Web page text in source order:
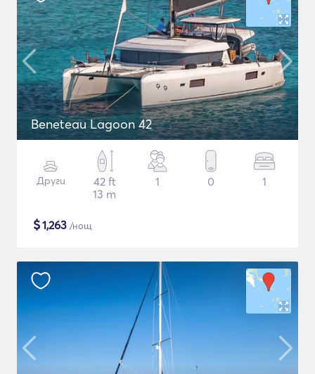
Beneteau Lagoon 42
Други
42 ft
13 m
1 0 1
$1,263 /нощ